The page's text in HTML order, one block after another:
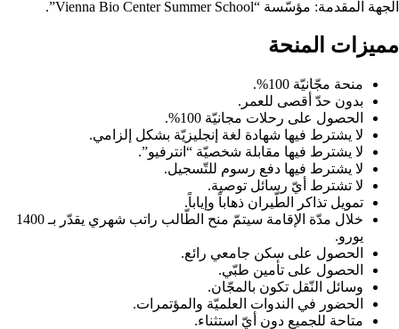
الجهة المقدمة: مؤسّسة “Vienna Bio Center Summer School”.
مميزات المنحة
منحة مجّانيّة 100%.
بدون حدّ أقصى للعمر.
الحصول على رحلات مجانيّة 100%.
لا يشترط فيها شهادة لغة إنجليزيّة بشكل إلزامي.
لا يشترط فيها مقابلة شخصيّة “انترفيو”.
لا يشترط فيها دفع رسوم للتّسجيل.
لا تشترط أيّ رسائل توصية.
تمويل تذاكر الطّيران ذهاباً وإياباً.
خلال مدّة الإقامة سيتمّ منح الطّالب راتب شهري يقدّر بـ 1400
يورو.
الحصول على سكن جامعي رائع.
الحصول على تأمين طبّي.
وسائل النّقل تكون بالمجّان.
الحضور في الندوات العلميّة والمؤتمرات.
متاحة للجميع دون أيّ استثناء.